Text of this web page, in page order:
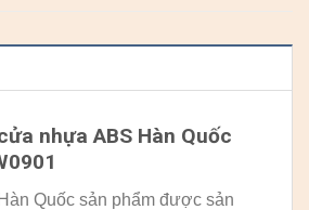
nhựa ABS Hàn Quốc
Quốc sản phẩm được sản